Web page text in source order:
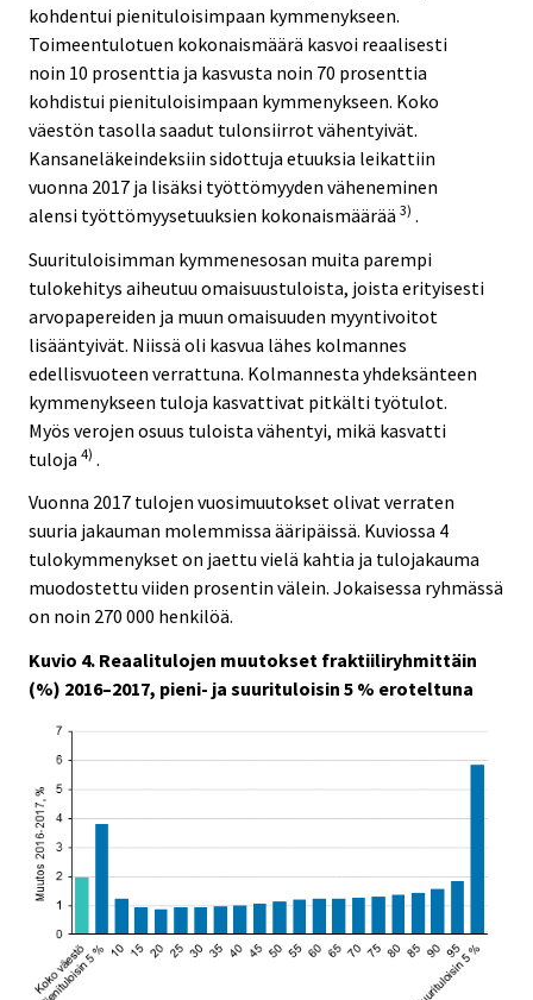
kohdentui pienituloisimpaan kymmenykseen.
Toimeentulotuen kokonaismäärä kasvoi reaalisesti
noin 10 prosenttia ja kasvusta noin 70 prosenttia
kohdistui pienituloisimpaan kymmenykseen. Koko
väestön tasolla saadut tulonsiirrot vähentyivät.
Kansaneläkeindeksiin sidottuja etuuksia leikattiin
vuonna 2017 ja lisäksi työttömyyden väheneminen
alensi työttömyysetuuksien kokonaismäärää 3) .
Suurituloisimman kymmenesosan muita parempi
tulokehitys aiheutuu omaisuustuloista, joista erityisesti
arvopapereiden ja muun omaisuuden myyntivoitot
lisääntyivät. Niissä oli kasvua lähes kolmannes
edellisvuoteen verrattuna. Kolmannesta yhdeksänteen
kymmenykseen tuloja kasvattivat pitkälti työtulot.
Myös verojen osuus tuloista vähentyi, mikä kasvatti
tuloja 4) .
Vuonna 2017 tulojen vuosimuutokset olivat verraten
suuria jakauman molemmissa ääripäissä. Kuviossa 4
tulokymmenykset on jaettu vielä kahtia ja tulojakauma
muodostettu viiden prosentin välein. Jokaisessa ryhmässä
on noin 270 000 henkilöä.
Kuvio 4. Reaalitulojen muutokset fraktiiliryhmittäin
(%) 2016–2017, pieni- ja suurituloisin 5 % eroteltuna